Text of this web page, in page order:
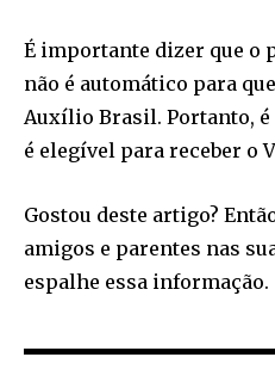
É importante dizer que o
não é automático para
Auxílio Brasil. Portanto,
é elegível para receber o
Gostou deste artigo?
amigos e parentes nas
espalhe essa informação.